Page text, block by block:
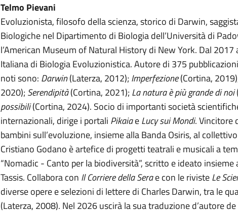
Telmo Pievani
Evoluzionista, filosofo della scienza, storico di Darwin,
Biologiche nel Dipartimento di Biologia dell’Università di
l’American Museum of Natural History di New York. Dal
Italiana di Biologia Evoluzionistica. Autore di 375
noti sono: Darwin(Laterza, 2012); Imperfezione(Cortina,
2020); Serendipità(Cortina, 2021); La natura è più grande di noi
possibili(Cortina, 2024). Socio di importanti società
internazionali, dirige i portali PikaiaeLucy sui Mondi. Vincitore
bambini sull’evoluzione, insieme alla Banda Osiris, al
Cristiano Godano è artefice di progetti teatrali e musicali a
“Nomadic - Canto per la biodiversità”, scritto e ideato
Tassis. Collabora con Il Corriere della Serae con le rivisteLe
diverse opere e selezioni di lettere di Charles Darwin, tra le
(Laterza, 2008). Nel 2026 uscirà la sua traduzione d’autore de